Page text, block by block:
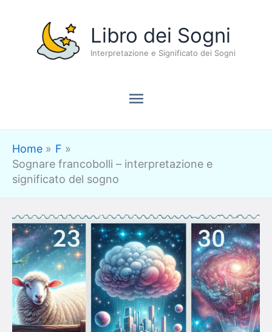
contenuto
Libro dei Sogni
Interpretazione e Significato dei Sogni
Menu
principale
Home
F
Sognare francobolli – interpretazione e
significato del sogno